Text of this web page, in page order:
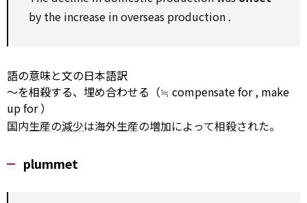
by the increase in overseas production .
語の意味と文の日本語訳
～を相殺する、埋め合わせる（≒ compensatefor, make
upfor）
国内生産の減少は海外生産の増加によって相殺された。
plummet